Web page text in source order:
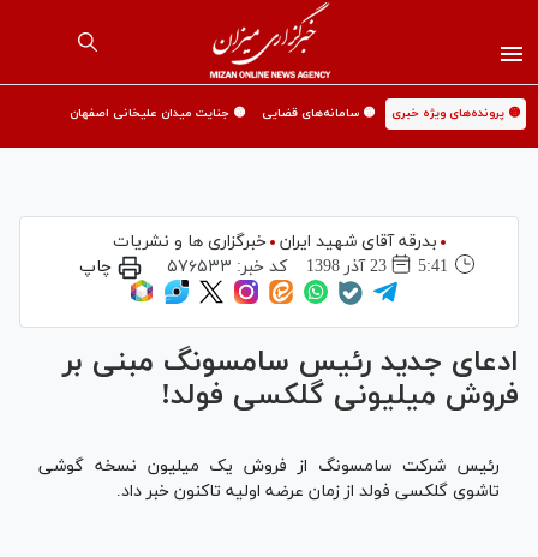
🟡 پرونده‌های ویژه خبری 🟡 سامانه‌های قضایی 🟡 جنایت میدان علیخانی اصفهان
بدرقه آقای شهید ایران
خبرگزاری ها و نشریات
5:41
23 آذر 1398 کد خبر: ۵۷۶۵۳۳ چاپ
ادعای جدید رئیس سامسونگ مبنی بر
فروش میلیونی گلکسی فولد!
رئیس شرکت سامسونگ از فروش یک میلیون نسخه گوشی
تاشوی گلکسی فولد از زمان عرضه اولیه تاکنون خبر داد.